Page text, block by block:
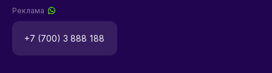
Реклама
+7 (700) 3 888 188